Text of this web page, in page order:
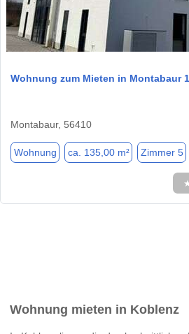
Wohnung zum Mieten in Montabaur
Montabaur, 56410
Wohnung ca. 135,00 m² Zimmer 5
Wohnung mieten in Koblenz